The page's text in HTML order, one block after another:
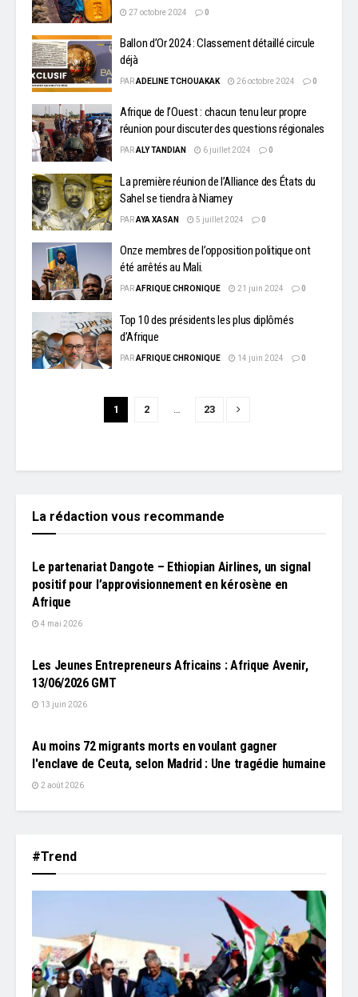
27 octobre 2024
0
Ballon d’Or 2024 : Classement détaillé circule
déjà
PARADELINE TCHOUAKAK 26 octobre 2024 0
Afrique de l’Ouest : chacun tenu leur propre
réunion pour discuter des questions régionales
PARALY TANDIAN 6 juillet 2024 0
La première réunion de l’Alliance des États du
Sahel se tiendra à Niamey
PARAYA XASAN 5 juillet 2024 0
Onze membres de l’opposition politique ont
été arrêtés au Mali.
PARAFRIQUE CHRONIQUE 21 juin 2024 0
Top 10 des présidents les plus diplômés
d’Afrique
PARAFRIQUE CHRONIQUE 14 juin 2024 0
1 2 … 23
La rédaction vous recommande
L'EDITO
Le partenariat Dangote – Ethiopian Airlines, un signal
positif pour l’approvisionnement en kérosène en
Afrique
4 mai 2026
Les Jeunes Entrepreneurs Africains : Afrique Avenir,
13/06/2026 GMT
13 juin 2026
Au moins 72 migrants morts en voulant gagner
l'enclave de Ceuta, selon Madrid : Une tragédie humaine
2 août 2026
#Trend